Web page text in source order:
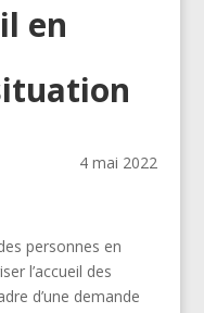
en
4 mai 2022
personnes en
l’accueil des
d’une demande